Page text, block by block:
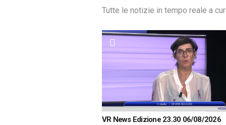
Tutte le notizie in tempo reale a
VR News Edizione 23.30 06/08/2026